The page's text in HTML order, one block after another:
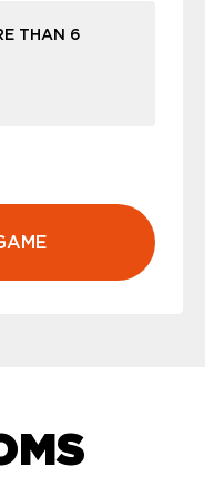
THAN 6